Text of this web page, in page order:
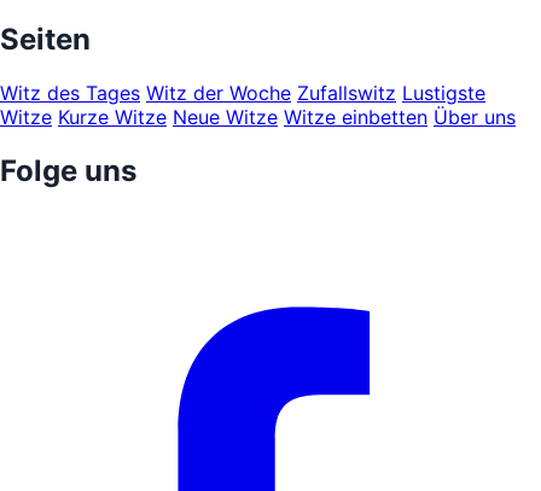
Seiten
Witz des Tages Witz der Woche Zufallswitz Lustigste
Witze Kurze Witze Neue Witze Witze einbetten Über uns
Folge uns